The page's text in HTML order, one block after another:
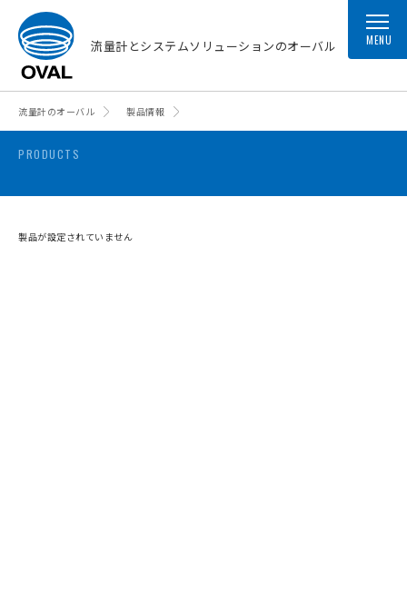
流量計とシステムソリューションのオーバル MENU
流量計のオーバル 製品情報
PRODUCTS
製品が設定されていません